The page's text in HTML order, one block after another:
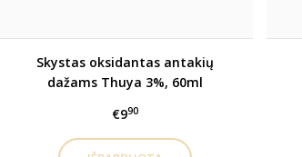
Skystas oksidantas antakių
dažams Thuya 3%, 60ml
€990